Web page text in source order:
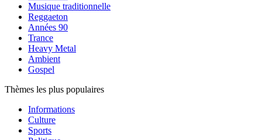
Musique traditionnelle
Reggaeton
Années 90
Trance
Heavy Metal
Ambient
Gospel
Thèmes les plus populaires
Informations
Culture
Sports